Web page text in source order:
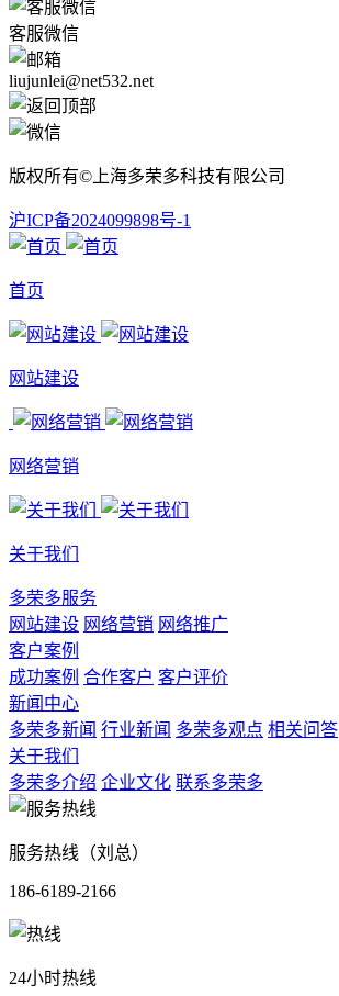
客服微信
liujunlei@net532.net
版权所有©上海多荣多科技有限公司
沪ICP备2024099898号-1
首页
网站建设
网络营销
关于我们
多荣多服务
网站建设 网络营销 网络推广
客户案例
成功案例 合作客户 客户评价
新闻中心
多荣多新闻 行业新闻 多荣多观点 相关问答
关于我们
多荣多介绍 企业文化 联系多荣多
服务热线（刘总）
186-6189-2166
24小时热线